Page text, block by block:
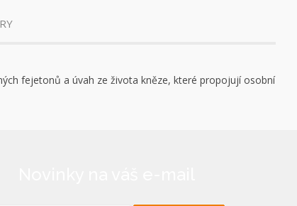
fejetonů a úvah ze života kněze, které propojují osobní